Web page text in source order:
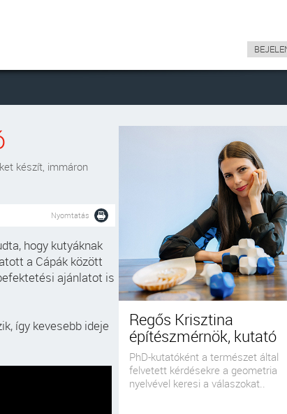
készít, immáron
Nyomtatás
hogy kutyáknak
a Cápák között
ajánlatot is
így kevesebb ideje
Regős Krisztina
építészmérnök, kutató
PhD-kutatóként a természet által
felvetett kérdésekre a geometria
nyelvével keresi a válaszokat..